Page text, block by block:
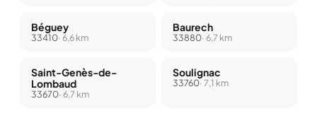
Béguey
33410· 6,6 km
Baurech
33880· 6,7 km
Saint-Genès-de-
Lombaud
33670· 6,7 km
Soulignac
33760· 7,1 km